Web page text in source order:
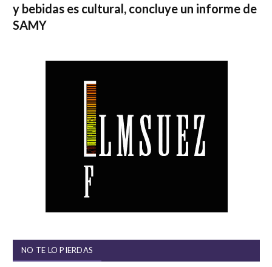
y bebidas es cultural, concluye un informe de
SAMY
NO TE LO PIERDAS